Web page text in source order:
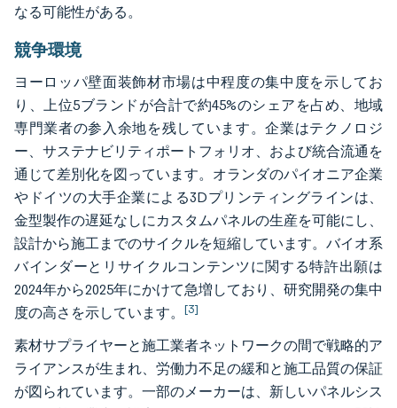
なる可能性がある。
競争環境
ヨーロッパ壁面装飾材市場は中程度の集中度を示してお
り、上位5ブランドが合計で約45%のシェアを占め、地域
専門業者の参入余地を残しています。企業はテクノロジ
ー、サステナビリティポートフォリオ、および統合流通を
通じて差別化を図っています。オランダのパイオニア企業
やドイツの大手企業による3Dプリンティングラインは、
金型製作の遅延なしにカスタムパネルの生産を可能にし、
設計から施工までのサイクルを短縮しています。バイオ系
バインダーとリサイクルコンテンツに関する特許出願は
2024年から2025年にかけて急増しており、研究開発の集中
度の高さを示しています。 [3]
素材サプライヤーと施工業者ネットワークの間で戦略的ア
ライアンスが生まれ、労働力不足の緩和と施工品質の保証
が図られています。一部のメーカーは、新しいパネルシス